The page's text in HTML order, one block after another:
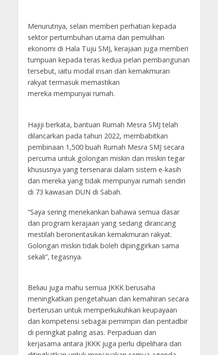
Menurutnya, selain memberi perhatian kepada
sektor pertumbuhan utama dan pemulihan
ekonomi di Hala Tuju SMJ, kerajaan juga memberi
tumpuan kepada teras kedua pelan pembangunan
tersebut, iaitu modal insan dan kemakmuran
rakyat termasuk memastikan
mereka mempunyai rumah.
Hajiji berkata, bantuan Rumah Mesra SMJ telah
dilancarkan pada tahun 2022, membabitkan
pembinaan 1,500 buah Rumah Mesra SMJ secara
percuma untuk golongan miskin dan miskin tegar
khususnya yang tersenarai dalam sistem e-kasih
dan mereka yang tidak mempunyai rumah sendiri
di 73 kawasan DUN di Sabah.
“Saya sering menekankan bahawa semua dasar
dan program kerajaan yang sedang dirancang
mestilah berorientasikan kemakmuran rakyat.
Golongan miskin tidak boleh dipinggirkan sama
sekali”, tegasnya.
Beliau juga mahu semua JKKK berusaha
meningkatkan pengetahuan dan kemahiran secara
berterusan untuk memperkukuhkan keupayaan
dan kompetensi sebagai pemimpin dan pentadbir
di peringkat paling asas. Perpaduan dan
kerjasama antara JKKK juga perlu dipelihara dan